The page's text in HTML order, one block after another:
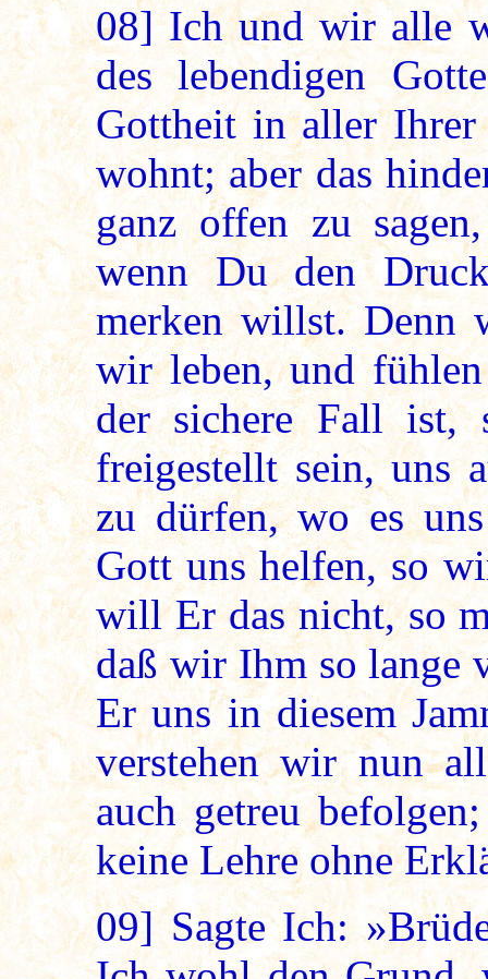
08]Ich und wir alle
des lebendigen
Gottheit in aller
wohnt; aber das
ganz offen zu
wenn Du den
merken willst. Denn
wir leben, und
der sichere Fall ist,
freigestellt sein, uns
zu dürfen, wo es
Gott uns helfen, so
will Er das nicht, so
daß wir Ihm so lange
Er uns in diesem
verstehen wir nun
auch getreu
keine Lehre ohne
09] Sagte Ich: